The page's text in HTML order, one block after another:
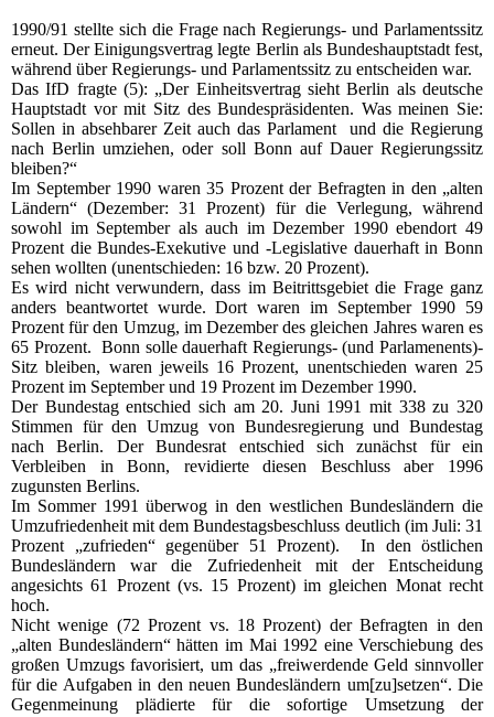
1990/91 stellte sich die Frage nach Regierungs- und Parlamentssitz
erneut. Der Einigungsvertrag legte Berlin als Bundeshauptstadt fest,
während über Regierungs- und Parlamentssitz zu entscheiden war.
Das IfD fragte (5): „Der Einheitsvertrag sieht Berlin als deutsche
Hauptstadt vor mit Sitz des Bundespräsidenten. Was meinen Sie:
Sollen in absehbarer Zeit auch das Parlament und die Regierung
nach Berlin umziehen, oder soll Bonn auf Dauer Regierungssitz
bleiben?“
Im September 1990 waren 35 Prozent der Befragten in den „alten
Ländern“ (Dezember: 31 Prozent) für die Verlegung, während
sowohl im September als auch im Dezember 1990 ebendort 49
Prozent die Bundes-Exekutive und -Legislative dauerhaft in Bonn
sehen wollten (unentschieden: 16 bzw. 20 Prozent).
Es wird nicht verwundern, dass im Beitrittsgebiet die Frage ganz
anders beantwortet wurde. Dort waren im September 1990 59
Prozent für den Umzug, im Dezember des gleichen Jahres waren es
65 Prozent. Bonn solle dauerhaft Regierungs- (und Parlamenents)-
Sitz bleiben, waren jeweils 16 Prozent, unentschieden waren 25
Prozent im September und 19 Prozent im Dezember 1990.
Der Bundestag entschied sich am 20. Juni 1991 mit 338 zu 320
Stimmen für den Umzug von Bundesregierung und Bundestag
nach Berlin. Der Bundesrat entschied sich zunächst für ein
Verbleiben in Bonn, revidierte diesen Beschluss aber 1996
zugunsten Berlins.
Im Sommer 1991 überwog in den westlichen Bundesländern die
Umzufriedenheit mit dem Bundestagsbeschluss deutlich (im Juli: 31
Prozent „zufrieden“ gegenüber 51 Prozent). In den östlichen
Bundesländern war die Zufriedenheit mit der Entscheidung
angesichts 61 Prozent (vs. 15 Prozent) im gleichen Monat recht
hoch.
Nicht wenige (72 Prozent vs. 18 Prozent) der Befragten in den
„alten Bundesländern“ hätten im Mai 1992 eine Verschiebung des
großen Umzugs favorisiert, um das „freiwerdende Geld sinnvoller
für die Aufgaben in den neuen Bundesländern um[zu]setzen“. Die
Gegenmeinung plädierte für die sofortige Umsetzung der